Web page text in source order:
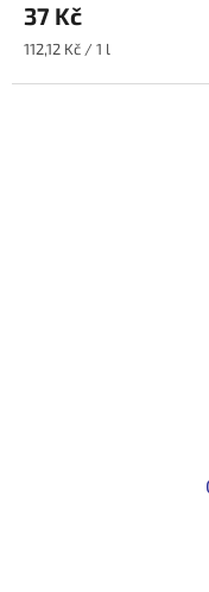
37 Kč
Měrná
112,12 Kč / 1 l